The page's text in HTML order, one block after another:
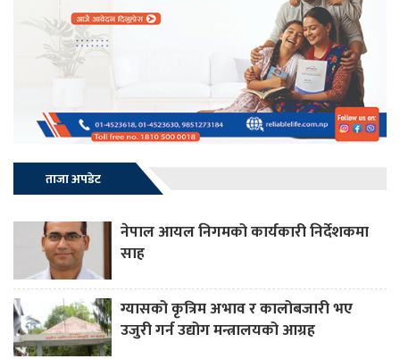
ताजा अपडेट
नेपाल आयल निगमको कार्यकारी निर्देशकमा
साह
ग्यासको कृत्रिम अभाव र कालोबजारी भए
उजुरी गर्न उद्योग मन्त्रालयको आग्रह